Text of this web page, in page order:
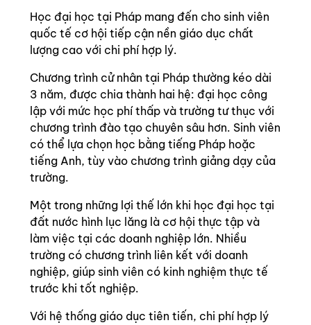
Học đại học tại Pháp mang đến cho sinh viên
quốc tế cơ hội tiếp cận nền giáo dục chất
lượng cao với chi phí hợp lý.
Chương trình cử nhân tại Pháp thường kéo dài
3 năm, được chia thành hai hệ: đại học công
lập với mức học phí thấp và trường tư thục với
chương trình đào tạo chuyên sâu hơn. Sinh viên
có thể lựa chọn học bằng tiếng Pháp hoặc
tiếng Anh, tùy vào chương trình giảng dạy của
trường.
Một trong những lợi thế lớn khi học đại học tại
đất nước hình lục lăng là cơ hội thực tập và
làm việc tại các doanh nghiệp lớn. Nhiều
trường có chương trình liên kết với doanh
nghiệp, giúp sinh viên có kinh nghiệm thực tế
trước khi tốt nghiệp.
Với hệ thống giáo dục tiên tiến, chi phí hợp lý